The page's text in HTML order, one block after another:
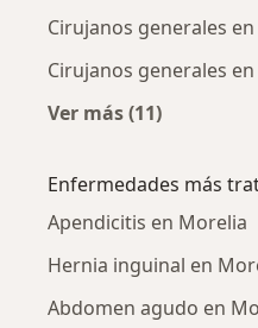
Cirujanos generales
Cirujanos generales
Ver más (11)
Enfermedades más
Apendicitis en Morelia
Hernia inguinal en
Abdomen agudo en